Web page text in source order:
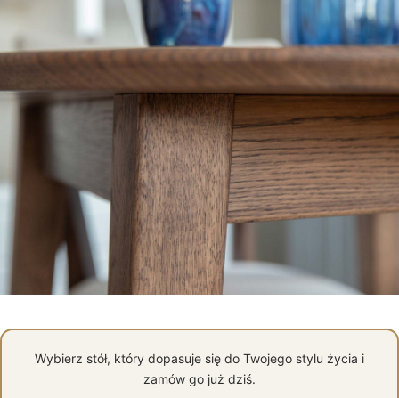
Wybierz stół, który dopasuje się do Twojego stylu życia i
zamów go już dziś.